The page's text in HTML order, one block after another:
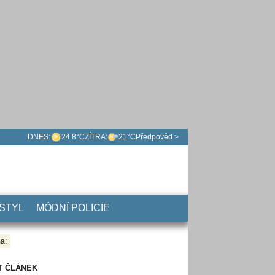
DNES: 24.8°CZÍTRA: 21°C Předpověd >
MÓDNÍ POLICIE
ČLÁNEK